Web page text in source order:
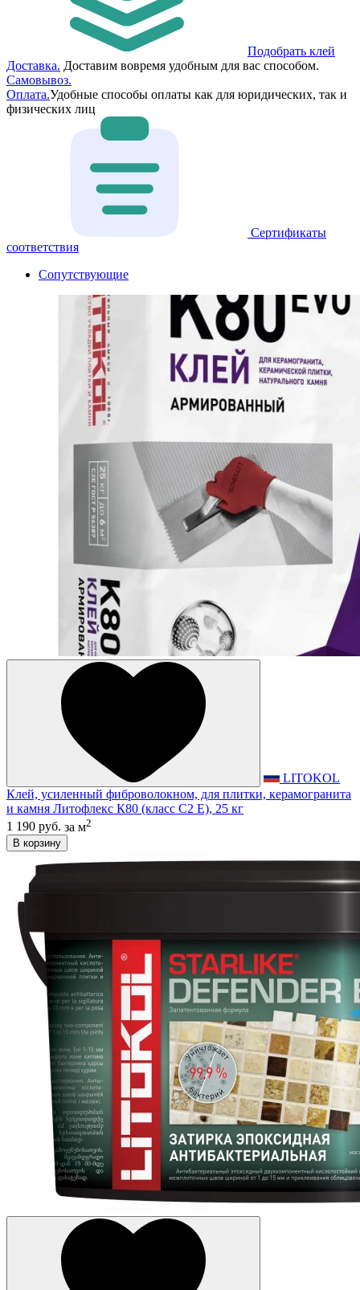
Подобрать клей
Доставка. Доставим вовремя удобным для вас способом.
Самовывоз.
Оплата.Удобные способы оплаты как для юридических, так и
физических лиц
Сертификаты
соответствия
Сопутствующие
LITOKOL
Клей, усиленный фиброволокном, для плитки, керамогранита
и камня Литофлекс К80 (класс С2 E), 25 кг
1 190 руб. за м2
В корзину